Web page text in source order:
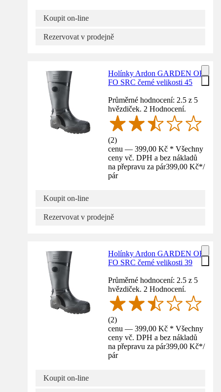
Koupit on-line
Rezervovat v prodejně
Holínky Ardon GARDEN OB
FO SRC černé velikosti 45
Průměrné hodnocení: 2.5 z 5
hvězdiček. 2 Hodnocení.
(2)
cenu — 399,00 Kč * Všechny
ceny vč. DPH a bez nákladů
na přepravu za pár399,00 Kč*/
pár
Koupit on-line
Rezervovat v prodejně
Holínky Ardon GARDEN OB
FO SRC černé velikosti 39
Průměrné hodnocení: 2.5 z 5
hvězdiček. 2 Hodnocení.
(2)
cenu — 399,00 Kč * Všechny
ceny vč. DPH a bez nákladů
na přepravu za pár399,00 Kč*/
pár
Koupit on-line